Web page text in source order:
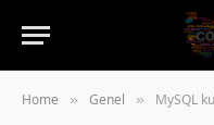
Home » Genel » MySQL